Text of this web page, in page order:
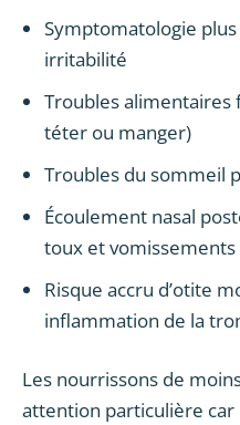
Symptomatologie
irritabilité
Troubles alimentaires
téter ou manger)
Troubles du sommeil
Écoulement nasal
toux et vomissements
Risque accru d’otite
inflammation de la
Les nourrissons de
attention particulière